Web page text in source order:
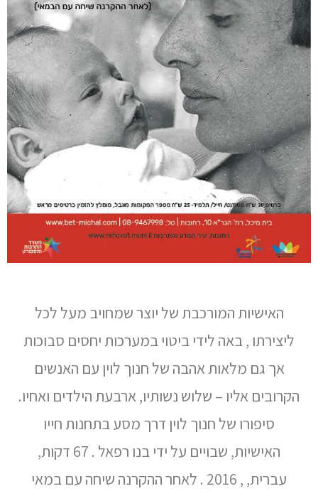
האישיות המורכבת של יוצר שמחויב מעל לכל
ליצירתו , באה לידי ביטוי במערכות יחסים סבוכות
אך גם מלאות אהבה של חנוך לוין עם האנשים
הקרובים אליו – שלוש נשותיו, ארבעת הילדים ואחיו.
סיפורו של חנוך לוין דרך מסע בתחנות חייו
האישיות, שבויים על ידי בנו רפאל . 67 דקות,
עברית, , 2016 . לאחר ההקרנה שיחה עם במאי